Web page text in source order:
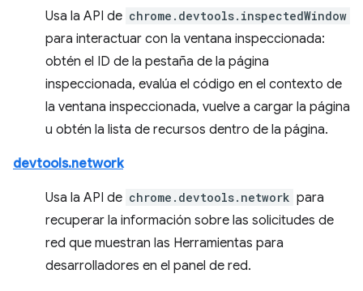
Usa la API de chrome.devtools.inspectedWindow
para interactuar con la ventana inspeccionada:
obtén el ID de la pestaña de la página
inspeccionada, evalúa el código en el contexto de
la ventana inspeccionada, vuelve a cargar la página
u obtén la lista de recursos dentro de la página.
devtools.network
Usa la API de chrome.devtools.network para
recuperar la información sobre las solicitudes de
red que muestran las Herramientas para
desarrolladores en el panel de red.